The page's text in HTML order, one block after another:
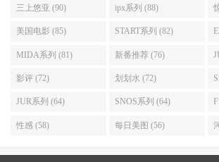
三上悠亚 (90) ipx系列 (88)
美国电影 (85) START系列 (82)
MIDA系列 (81) 新番推荐 (76)
影评 (72) 划划水 (72)
JUR系列 (64) SNOS系列 (64)
性感 (58) 每日美图 (56)